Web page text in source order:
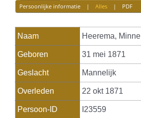
Persoonlijke informatie| Alles| PDF
Naam Heerema, Minne
Geboren 31 mei 1871
Geslacht Mannelijk
Overleden 22 okt 1871
Persoon-ID I23559